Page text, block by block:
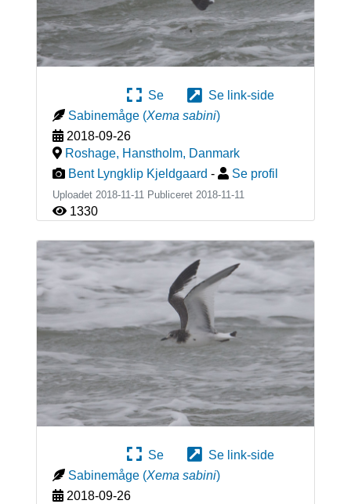
Se
Se link-side
Sabinemåge (Xema sabini)
2018-09-26
Roshage, Hanstholm, Danmark
Bent Lyngklip Kjeldgaard - Se profil
Uploadet 2018-11-11 Publiceret 2018-11-11
1330
Se
Se link-side
Sabinemåge (Xema sabini)
2018-09-26